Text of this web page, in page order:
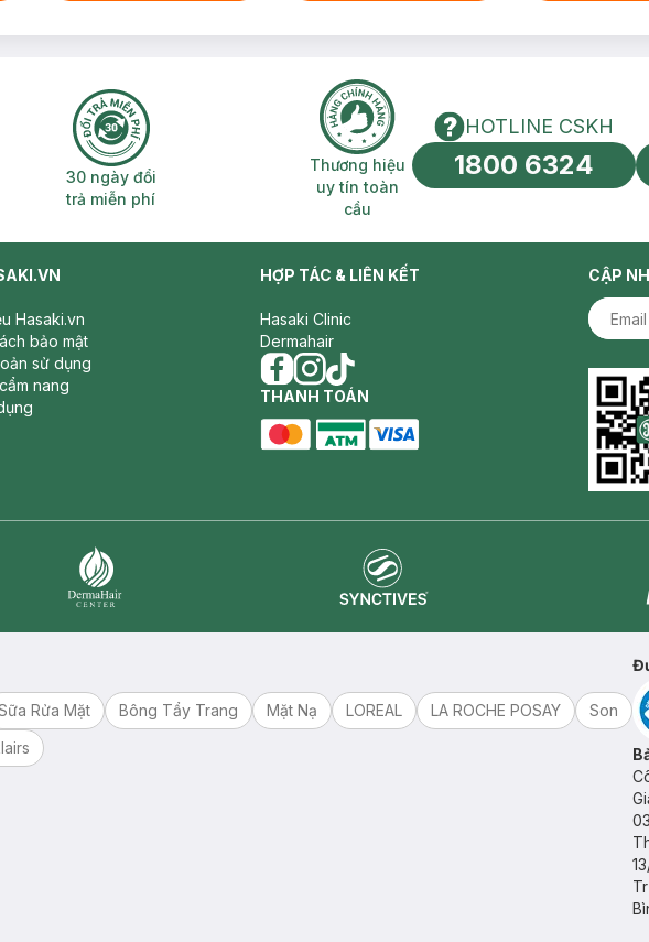
30 ngày đổi trả miễn phí
30 ngày đổi
trả miễn phí
Thương hiệu uy tín toàn cầu
Thương hiệu
uy tín toàn
cầu
HOTLINE
HOTLINE CSKH
1800 6324
Hasaki.vn
bảo mật
sử dụng
nang
HỢP TÁC & LIÊN KẾT
Hasaki Clinic
Dermahair
facebook
instagram
tiktok
THANH TOÁN
CẬP
Rửa Mặt Bông Tẩy Trang Mặt Nạ LOREAL LA ROCHE POSAY
Son